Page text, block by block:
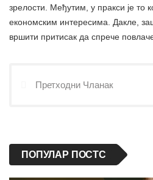
зрелости. Међутим, у пракси је то
економским интересима. Дакле,
вршити притисак да спрече
Претходни Чланак
ПОПУЛАР ПОСТС